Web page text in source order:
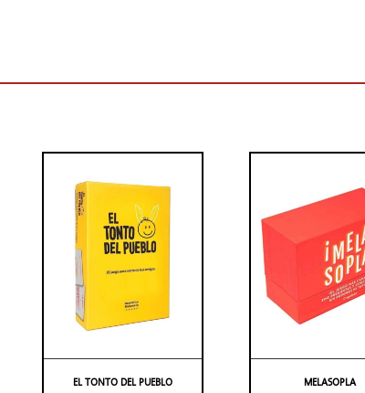
EL TONTO DEL PUEBLO MELASOPLA